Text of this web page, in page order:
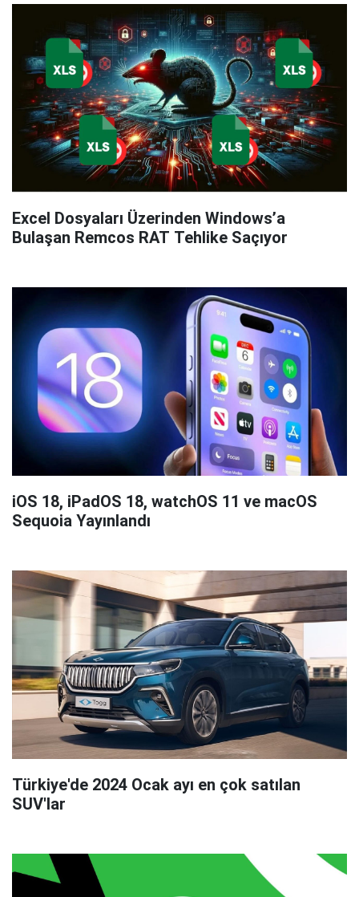
Excel Dosyaları Üzerinden Windows’a
Bulaşan Remcos RAT Tehlike Saçıyor
iOS 18, iPadOS 18, watchOS 11 ve macOS
Sequoia Yayınlandı
Türkiye'de 2024 Ocak ayı en çok satılan
SUV'lar